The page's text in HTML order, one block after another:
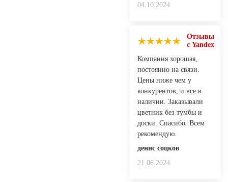
04.10.2024
Отзывы
с Yandex
Компания хорошая,
постоянно на связи.
Цены ниже чем у
конкурентов, и все в
наличии. Заказывали
цветник без тумбы и
доски. Спасибо. Всем
рекомендую.
денис соцков
21.06.2024